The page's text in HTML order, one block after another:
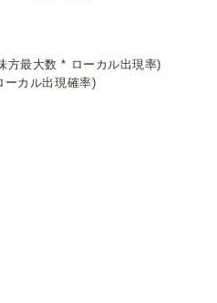
方最大数 * ローカル出現率)
ーカル出現確率)